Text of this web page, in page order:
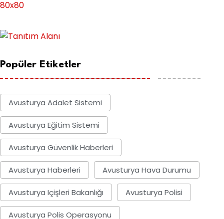
Popüler Etiketler
Avusturya Adalet Sistemi
Avusturya Eğitim Sistemi
Avusturya Güvenlik Haberleri
Avusturya Haberleri Avusturya Hava Durumu
Avusturya Içişleri Bakanlığı Avusturya Polisi
Avusturya Polis Operasyonu